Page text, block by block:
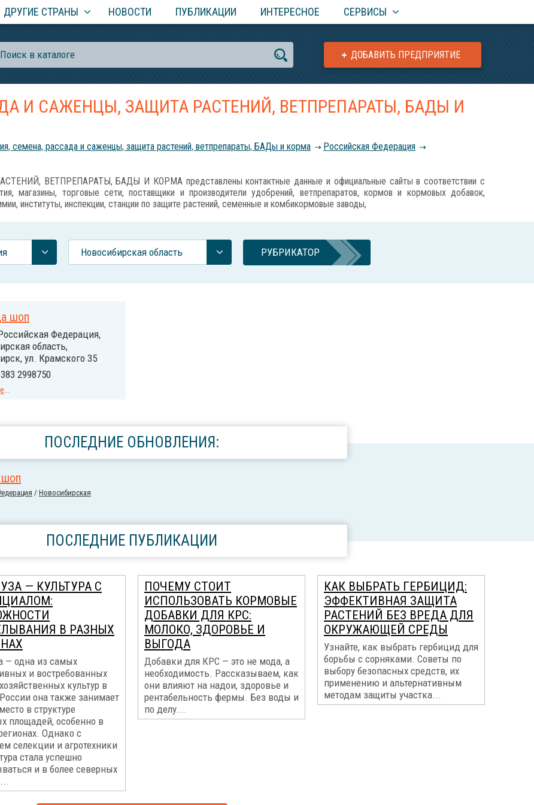
ДРУГИЕ СТРАНЫ НОВОСТИ ПУБЛИКАЦИИ ИНТЕРЕСНОЕ СЕРВИСЫ
ДОБАВИТЬ ПРЕДПРИЯТИЕ
И САЖЕНЦЫ, ЗАЩИТА РАСТЕНИЙ, ВЕТПРЕПАРАТЫ, БАДЫ И
семена, рассада и саженцы, защита растений, ветпрепараты, БАДы и корма
Российcкая Федерация
ВЕТПРЕПАРАТЫ, БАДЫ И КОРМА представлены контактные данные и официальные сайты в соответствии с
магазины, торговые сети, поставщики и производители удобрений, ветпрепаратов, кормов и кормовых добавок,
институты, инспекции, станции по защите растений, семенные и комбикормовые заводы,
Новосибирская область РУБРИКАТОР
шоп
Федерация,
область,
ул. Крамского 35
2998750
...
ПОСЛЕДНИЕ ОБНОВЛЕНИЯ:
/ Новосибирская
ПОСЛЕДНИЕ ПУБЛИКАЦИИ
— КУЛЬТУРА С
В РАЗНЫХ
— одна из самых
и востребованных
культур в
она также занимает
в структуре
площадей, особенно в
Однако с
селекции и агротехники
стала успешно
и в более северных
ПОЧЕМУ СТОИТ
ИСПОЛЬЗОВАТЬ КОРМОВЫЕ
ДОБАВКИ ДЛЯ КРС:
МОЛОКО, ЗДОРОВЬЕ И
ВЫГОДА
Добавки для КРС — это не мода, а
необходимость. Рассказываем, как
они влияют на надои, здоровье и
рентабельность фермы. Без воды и
по делу...
КАК ВЫБРАТЬ ГЕРБИЦИД:
ЭФФЕКТИВНАЯ ЗАЩИТА
РАСТЕНИЙ БЕЗ ВРЕДА ДЛЯ
ОКРУЖАЮЩЕЙ СРЕДЫ
Узнайте, как выбрать гербицид для
борьбы с сорняками. Советы по
выбору безопасных средств, их
применению и альтернативным
методам защиты участка...